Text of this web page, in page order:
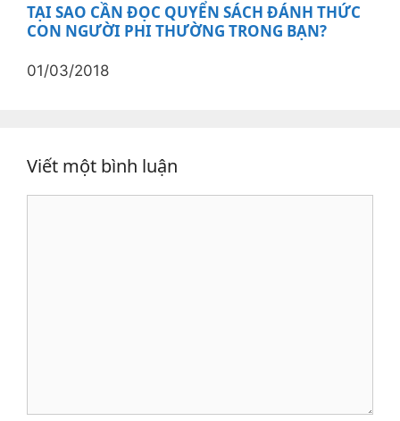
TẠI SAO CẦN ĐỌC QUYỂN SÁCH ĐÁNH THỨC
CON NGƯỜI PHI THƯỜNG TRONG BẠN?
01/03/2018
Viết một bình luận